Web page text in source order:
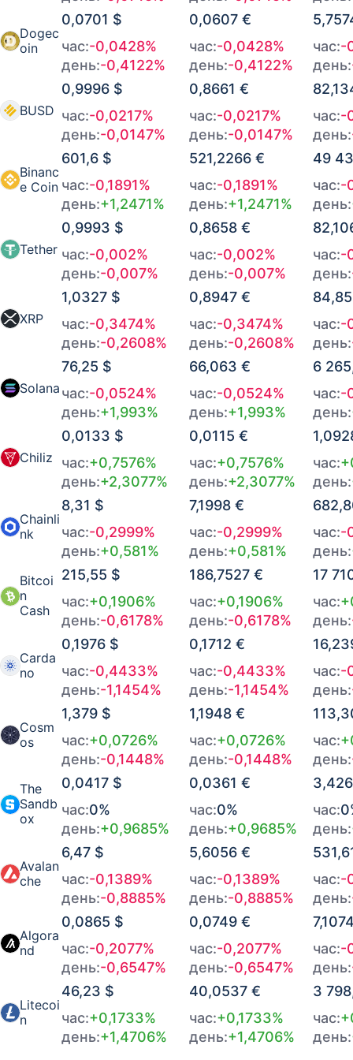
08.08.2026 в 14:00 1,2095 € +0,006%
08.08.2026 в 13:00 1,2086 € -0,0179%
08.08.2026 в 12:00 1,2112 €
08.08.2026 в 11:00 1,2112 € +0,0661%
08.08.2026 в 10:00 1,2017 €
08.08.2026 в 09:00 1,1965 € +0,0669%
08.08.2026 в 08:00 1,187 €
08.08.2026 в 07:00 1,1878 € -0,0363%
08.08.2026 в 06:00 1,193 € +0,0426%
08.08.2026 в 05:00
08.08.2026 в 04:00 1,1878 € +0,0183%
08.08.2026 в 03:00 1,1852 € -0,0303%
08.08.2026 в 02:00 1,1896 € +0,0488%
08.08.2026 в 01:00 1,1826 € +0,0184%
08.08.2026 в 00:00 1,18 € +0,0456%
Dogec
oin
0,0701 $
час:-0,0428%
день:-0,4122%
0,0607 €
час:-0,0428%
день:-0,4122%
час:-
день:
BUSD
0,9996 $
час:-0,0217%
день:-0,0147%
0,8661 €
час:-0,0217%
день:-0,0147%
час:-
день:
Binanc
e Coin
601,6 $
час:-0,1891%
день:+1,2471%
521,2266 €
час:-0,1891%
день:+1,2471%
49
час:-
день:
Tether
0,9993 $
час:-0,002%
день:-0,007%
0,8658 €
час:-0,002%
день:-0,007%
час:-
день:
XRP
1,0327 $
час:-0,3474%
день:-0,2608%
0,8947 €
час:-0,3474%
день:-0,2608%
час:-
день:
Solana
76,25 $
час:-0,0524%
день:+1,993%
66,063 €
час:-0,0524%
день:+1,993%
6
час:-
день:
Chiliz
0,0133 $
час:+0,7576%
день:+2,3077%
0,0115 €
час:+0,7576%
день:+2,3077%
час:
день:
Chainli
nk
8,31 $
час:-0,2999%
день:+0,581%
7,1998 €
час:-0,2999%
день:+0,581%
час:-
день:
Bitcoi
n
Cash
215,55 $
час:+0,1906%
день:-0,6178%
186,7527 €
час:+0,1906%
день:-0,6178%
17
час:
день:
Carda
no
0,1976 $
час:-0,4433%
день:-1,1454%
0,1712 €
час:-0,4433%
день:-1,1454%
час:-
день:
Cosm
os
1,379 $
час:+0,0726%
день:-0,1448%
1,1948 €
час:+0,0726%
день:-0,1448%
час:
день:
The
Sandb
ox
0,0417 $
час:0%
день:+0,9685%
0,0361 €
час:0%
день:+0,9685%
час:
день:
Avalan
che
6,47 $
час:-0,1389%
день:-0,8885%
5,6056 €
час:-0,1389%
день:-0,8885%
час:-
день:
Algora
nd
0,0865 $
час:-0,2077%
день:-0,6547%
0,0749 €
час:-0,2077%
день:-0,6547%
час:-
день:
Litecoi
n
46,23 $
час:+0,1733%
день:+1,4706%
40,0537 €
час:+0,1733%
день:+1,4706%
3
час:
день: